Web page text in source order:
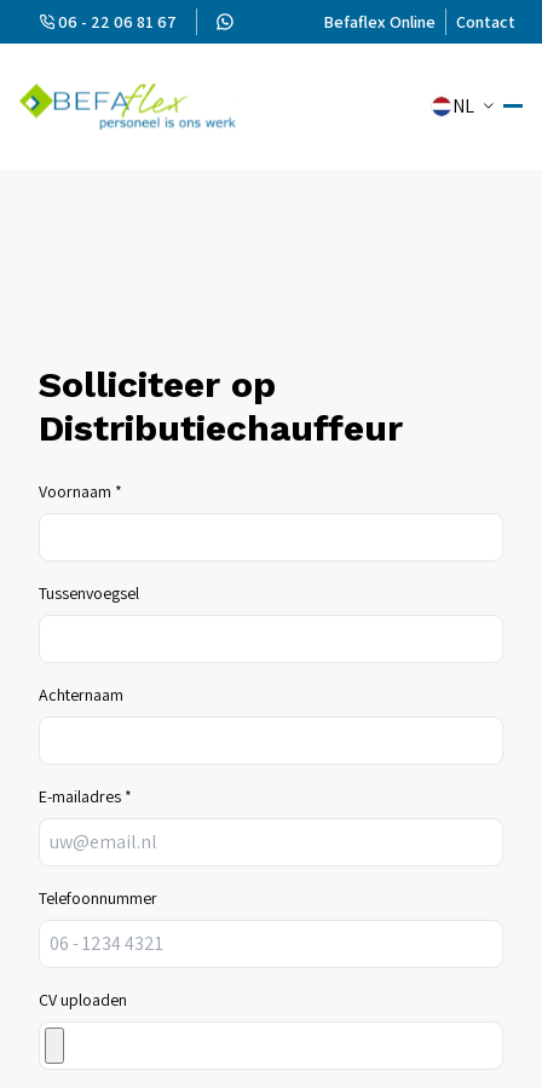
06 - 22 06 81 67 Befaflex Online Contact
NL
Solliciteer op
Distributiechauffeur
Voornaam *
Tussenvoegsel
Achternaam
E-mailadres *
Telefoonnummer
CV uploaden